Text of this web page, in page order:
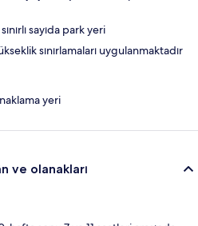
sayıda park yeri
sınırlamaları uygulanmaktadır
yeri
ve olanakları